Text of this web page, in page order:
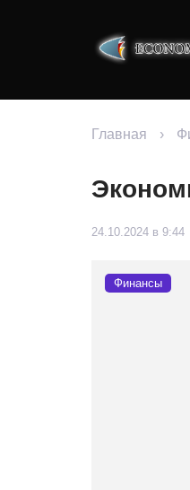
Главная ›
24.10.2024 в 9:44
Финансы